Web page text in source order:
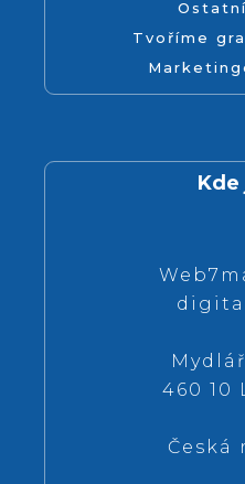
Tvoříme
Kde
460 10
Česká